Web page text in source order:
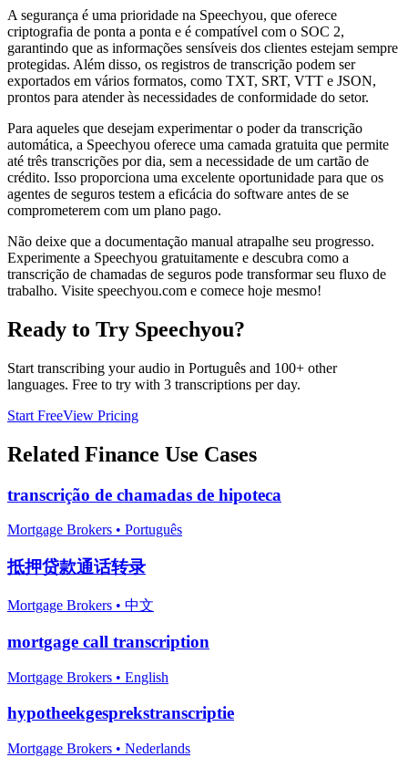
A segurança é uma prioridade na Speechyou, que oferece
criptografia de ponta a ponta e é compatível com o SOC 2,
garantindo que as informações sensíveis dos clientes estejam sempre
protegidas. Além disso, os registros de transcrição podem ser
exportados em vários formatos, como TXT, SRT, VTT e JSON,
prontos para atender às necessidades de conformidade do setor.
Para aqueles que desejam experimentar o poder da transcrição
automática, a Speechyou oferece uma camada gratuita que permite
até três transcrições por dia, sem a necessidade de um cartão de
crédito. Isso proporciona uma excelente oportunidade para que os
agentes de seguros testem a eficácia do software antes de se
comprometerem com um plano pago.
Não deixe que a documentação manual atrapalhe seu progresso.
Experimente a Speechyou gratuitamente e descubra como a
transcrição de chamadas de seguros pode transformar seu fluxo de
trabalho. Visite speechyou.com e comece hoje mesmo!
Ready to Try Speechyou?
Start transcribing your audio in Português and 100+ other
languages. Free to try with 3 transcriptions per day.
Start FreeView Pricing
Related Finance Use Cases
transcrição de chamadas de hipoteca
Mortgage Brokers • Português
抵押贷款通话转录
Mortgage Brokers • 中文
mortgage call transcription
Mortgage Brokers • English
hypotheekgesprekstranscriptie
Mortgage Brokers • Nederlands